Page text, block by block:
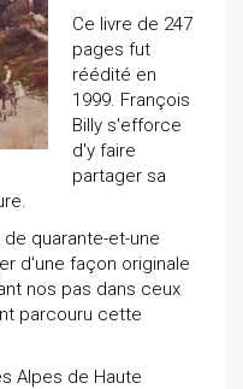
Ce livre de 247
pages fut
réédité en
1999. François
Billy s'efforce
d'y faire
partager sa
quarante-et-une
d'une façon originale
nos pas dans ceux
parcouru cette
Alpes de Haute